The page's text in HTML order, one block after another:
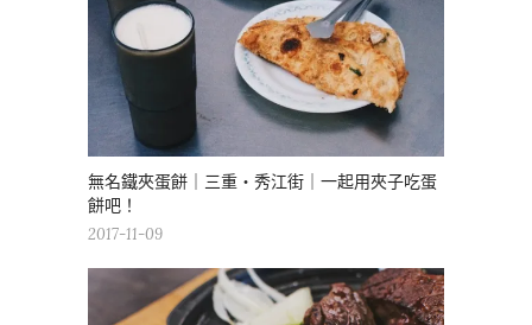
無名鐵夾蛋餅｜三重・秀江街｜一起用夾子吃蛋
餅吧！
2017-11-09